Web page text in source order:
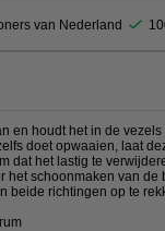
van Nederland
en houdt het in de
doet opwaaien, laat
dat het lastig te
schoonmaken van
beide richtingen op te